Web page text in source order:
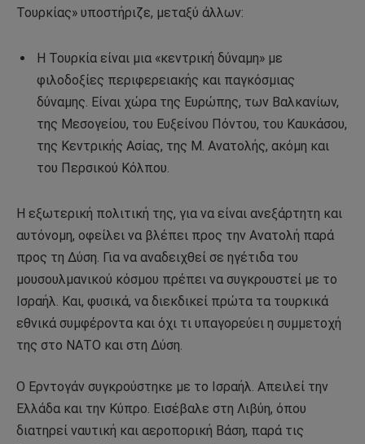
Τουρκίας» υποστήριζε, μεταξύ άλλων:
Η Τουρκία είναι μια «κεντρική δύναμη» με
φιλοδοξίες περιφερειακής και παγκόσμιας
δύναμης. Είναι χώρα της Ευρώπης, των Βαλκανίων,
της Μεσογείου, του Ευξείνου Πόντου, του Καυκάσου,
της Κεντρικής Ασίας, της Μ. Ανατολής, ακόμη και
του Περσικού Κόλπου.
Η εξωτερική πολιτική της, για να είναι ανεξάρτητη και
αυτόνομη, οφείλει να βλέπει προς την Ανατολή παρά
προς τη Δύση. Για να αναδειχθεί σε ηγέτιδα του
μουσουλμανικού κόσμου πρέπει να συγκρουστεί με το
Ισραήλ. Και, φυσικά, να διεκδικεί πρώτα τα τουρκικά
εθνικά συμφέροντα και όχι τι υπαγορεύει η συμμετοχή
της στο ΝΑΤΟ και στη Δύση.
Ο Ερντογάν συγκρούστηκε με το Ισραήλ. Απειλεί την
Ελλάδα και την Κύπρο. Εισέβαλε στη Λιβύη, όπου
διατηρεί ναυτική και αεροπορική Βάση, παρά τις